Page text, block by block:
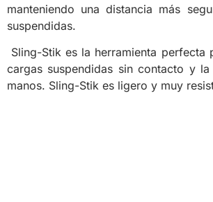
manteniendo una distancia más
suspendidas.
Sling-Stik es la herramienta perfecta
cargas suspendidas sin contacto y
manos. Sling-Stik es ligero y muy